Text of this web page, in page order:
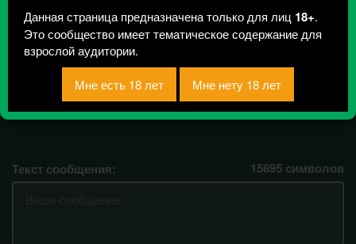
Данная страница предназначена только для лиц 18+.
Это сообщество имеет тематическое содержание для
взрослой аудитории.ОТКРОВЕННО 18+
Всего 6, за сегодня 0 сообщений
отправлено / Рейтинг 3
О чем не говорят вслух!!!
Текст сообщения: 15895 символов